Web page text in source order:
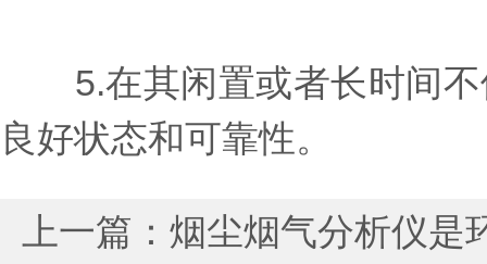
5.在其闲置或者长时间不
良好状态和可靠性。
上一篇： 烟尘烟气分析仪是